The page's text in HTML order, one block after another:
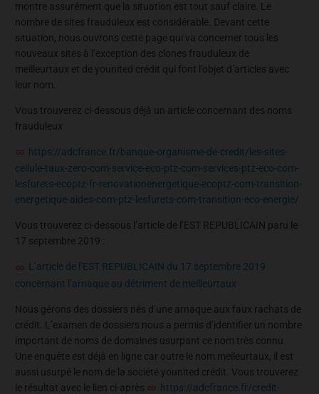
montre assurément que la situation est tout sauf claire. Le
nombre de sites frauduleux est considérable. Devant cette
situation, nous ouvrons cette page qui va concerner tous les
nouveaux sites à l’exception des clones frauduleux de
meilleurtaux et de younited crédit qui font l’objet d’articles avec
leur nom.
Vous trouverez ci-dessous déjà un article concernant des noms
frauduleux
https://adcfrance.fr/banque-organisme-de-credit/les-sites-
cellule-taux-zero-com-service-eco-ptz-com-services-ptz-eco-com-
lesfurets-ecoptz-fr-renovationenergetique-ecoptz-com-transition-
energetique-aides-com-ptz-lesfurets-com-transition-eco-energie/
Vous trouverez ci-dessous l’article de l’EST REPUBLICAIN paru le
17 septembre 2019 :
L’article de l’EST REPUBLICAIN du 17 septembre 2019
concernant l’arnaque au détriment de meilleurtaux
Nous gérons des dossiers nés d’une arnaque aux faux rachats de
crédit. L’examen de dossiers nous a permis d’identifier un nombre
important de noms de domaines usurpant ce nom très connu.
Une enquête est déjà en ligne car outre le nom meileurtaux, il est
aussi usurpé le nom de la société younited crédit. Vous trouverez
le résultat avec le lien ci-après
https://adcfrance.fr/credit-